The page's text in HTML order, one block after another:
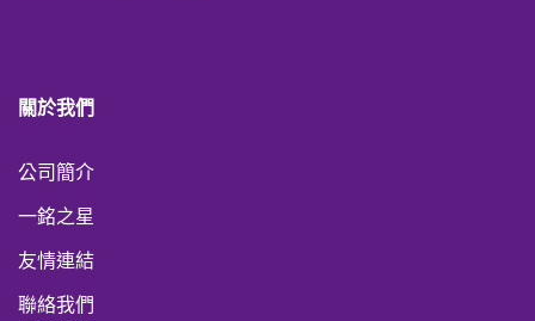
關於我們
公司簡介
一銘之星
友情連結
聯絡我們